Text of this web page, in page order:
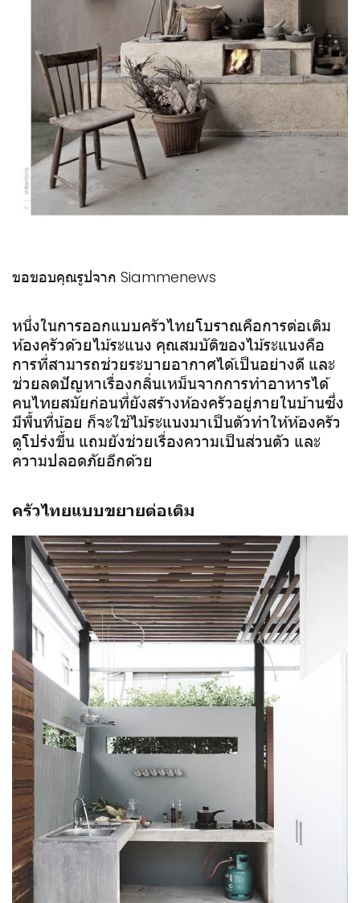
ขอขอบคุณรูปจาก Siammenews
หนึ่งในการออกแบบครัวไทยโบราณคือการต่อเติม
ห้องครัวด้วยไม้ระแนง คุณสมบัติของไม้ระแนงคือ
การที่สามารถช่วยระบายอากาศได้เป็นอย่างดี และ
ช่วยลดปัญหาเรื่องกลิ่นเหม็นจากการทำอาหารได้
คนไทยสมัยก่อนที่ยังสร้างห้องครัวอยู่ภายในบ้านซึ่ง
มีพื้นที่น้อย ก็จะใช้ไม้ระแนงมาเป็นตัวทำให้ห้องครัว
ดูโปร่งขึ้น แถมยังช่วยเรื่องความเป็นส่วนตัว และ
ความปลอดภัยอีกด้วย
ครัวไทยแบบขยายต่อเติม